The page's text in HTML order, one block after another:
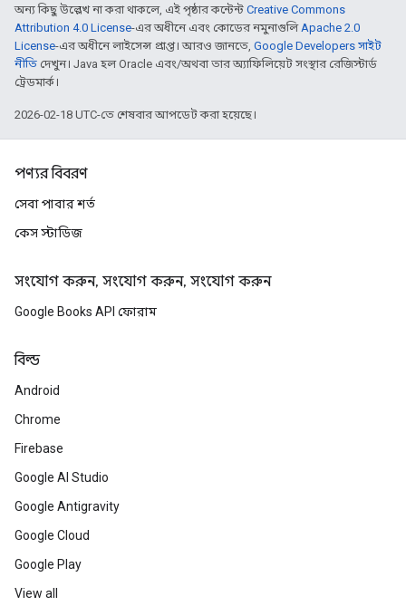
অন্য কিছু উল্লেখ না করা থাকলে, এই পৃষ্ঠার কন্টেন্ট Creative Commons
Attribution 4.0 License-এর অধীনে এবং কোডের নমুনাগুলিApache 2.0
License-এর অধীনে লাইসেন্স প্রাপ্ত। আরও জানতে, Google Developers সাইট
নীতি দেখুন। Java হল Oracle এবং/অথবা তার অ্যাফিলিয়েট সংস্থার রেজিস্টার্ড
ট্রেডমার্ক।
2026-02-18 UTC-তে শেষবার আপডেট করা হয়েছে।
পণ্যর বিবরণ
সেবা পাবার শর্ত
কেস স্টাডিজ
সংযোগ করুন, সংযোগ করুন, সংযোগ করুন
Google Books API ফোরাম
বিল্ড
Android
Chrome
Firebase
Google AI Studio
Google Antigravity
Google Cloud
Google Play
View all